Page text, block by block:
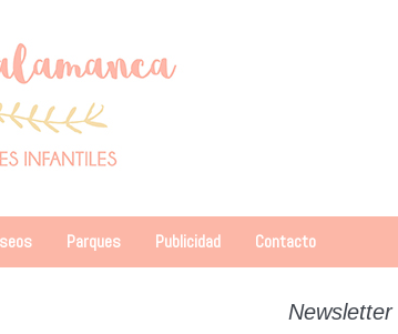
Parques Publicidad Contacto
Newsletter